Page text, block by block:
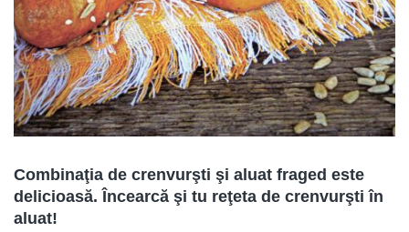
Combinaţia de crenvurşti şi aluat fraged este
delicioasă. Încearcă şi tu reţeta de crenvurşti în
aluat!